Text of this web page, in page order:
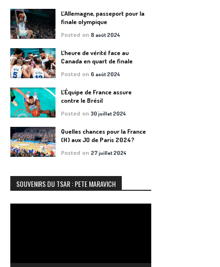
L’Allemagne, passeport pour la
finale olympique
Posted on8 août 2024
L’heure de vérité face au
Canada en quart de finale
Posted on6 août 2024
L’Équipe de France assure
contre le Brésil
Posted on30 juillet 2024
Quelles chances pour la France
(H) aux JO de Paris 2024?
Posted on27 juillet 2024
SOUVENIRS DU TSAR : PETE MARAVICH